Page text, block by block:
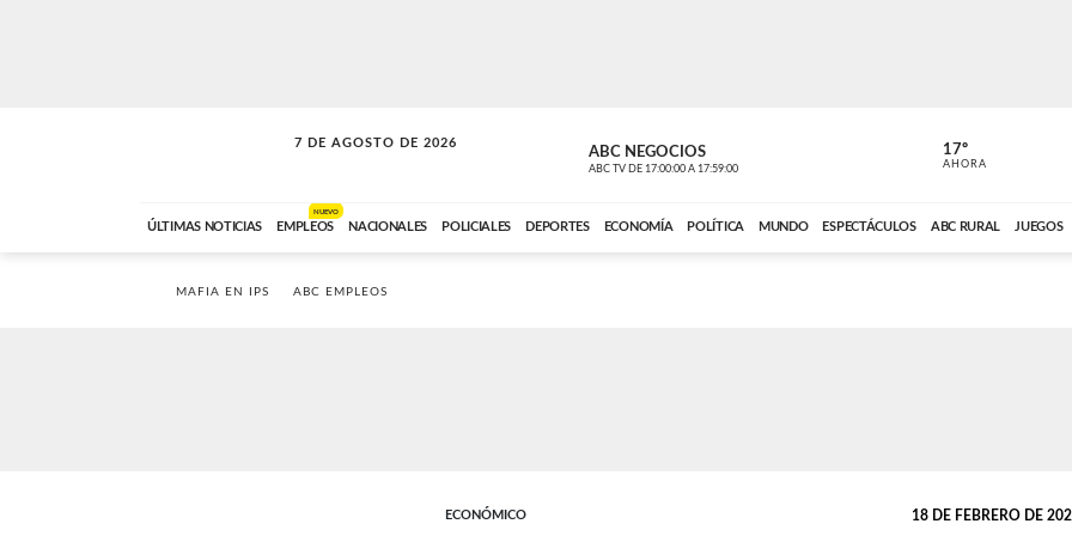
7 DE AGOSTO DE 2026
VITAMINAS ABC NEGOCIOS
ABC TV DE 17:00:00 A 17:59:00 ABC CARDINAL
17º
AHORA
ÚLTIMAS NOTICIAS EMPLEOS
NUEVO
NACIONALES POLICIALES DEPORTES ECONOMÍA POLÍTICA MUNDO ESPECTÁCULOS ABC RURAL JUEGOS
MAFIA EN IPS ABC EMPLEOS
ECONÓMICO 18 DE FEBRERO DE